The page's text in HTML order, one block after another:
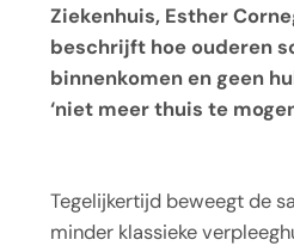
Ziekenhuis, Esther
beschrijft hoe ouderen
binnenkomen en geen
‘niet meer thuis te
Tegelijkertijd beweegt de
minder klassieke